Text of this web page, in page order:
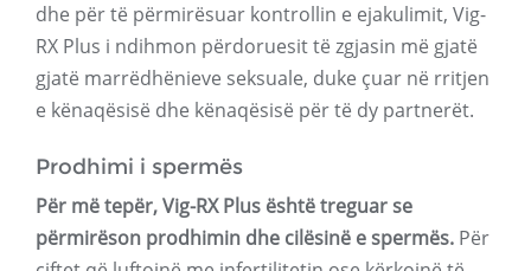
dhe për të përmirësuar kontrollin e ejakulimit, Vig-
RX Plus i ndihmon përdoruesit të zgjasin më gjatë
gjatë marrëdhënieve seksuale, duke çuar në rritjen
e kënaqësisë dhe kënaqësisë për të dy partnerët.
Prodhimi i spermës
Për më tepër, Vig-RX Plus është treguar se
përmirëson prodhimin dhe cilësinë e spermës. Për